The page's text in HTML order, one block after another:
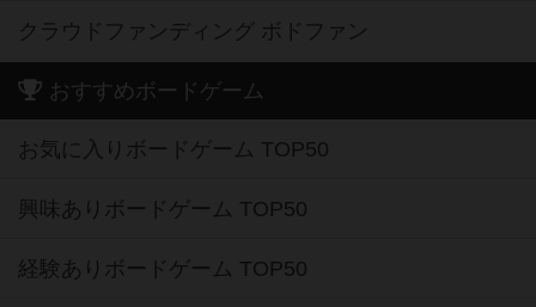
クラウドファンディング ボドファン
おすすめボードゲーム
お気に入りボードゲーム TOP50
興味ありボードゲーム TOP50
経験ありボードゲーム TOP50